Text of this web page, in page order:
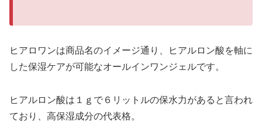
ヒアロワンは商品名のイメージ通り、ヒアルロン酸を軸に
した保湿ケアが可能なオールインワンジェルです。
ヒアルロン酸は１ｇで６リットルの保水力があると言われ
ており、高保湿成分の代表格。